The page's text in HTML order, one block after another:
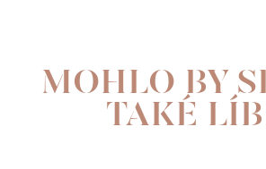
MOHLO BY
TAKÉ